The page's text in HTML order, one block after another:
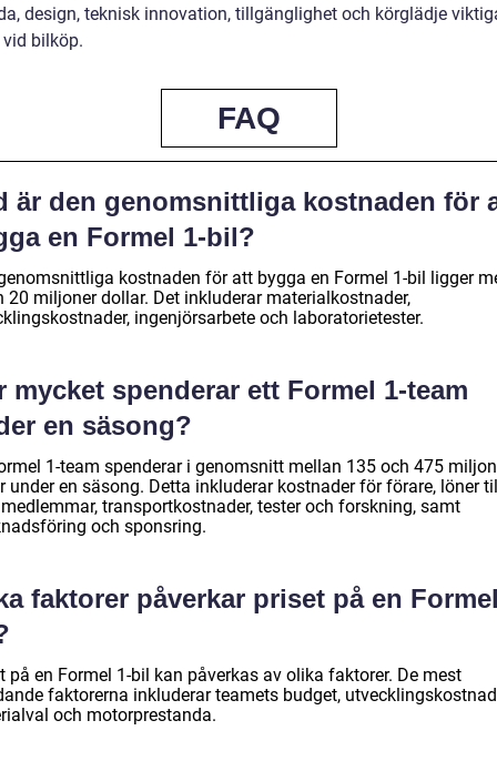
design, teknisk innovation, tillgänglighet och körglädje
bilköp.
FAQ
är den genomsnittliga kostnaden för
en Formel 1-bil?
kostnaden för att bygga en Formel 1-bil ligger
20 miljoner dollar. Det inkluderar materialkostnader,
ingenjörsarbete och laboratorietester.
mycket spenderar ett Formel 1-team
en säsong?
1-team spenderar i genomsnitt mellan 135 och 475
under en säsong. Detta inkluderar kostnader för förare, löner
transportkostnader, tester och forskning, samt
och sponsring.
faktorer påverkar priset på en
på en Formel 1-bil kan påverkas av olika faktorer. De mest
faktorerna inkluderar teamets budget,
och motorprestanda.